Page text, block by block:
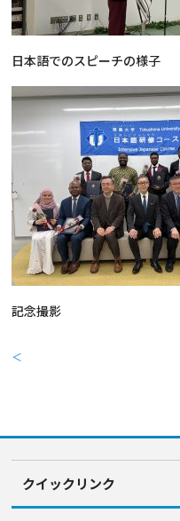
日本語でのスピーチの様子
記念撮影
＜
クイックリンク